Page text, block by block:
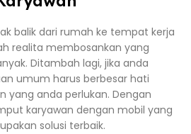
balik dari rumah ke tempat kerja
realita membosankan yang
Ditambah lagi, jika anda
umum harus berbesar hati
yang anda perlukan. Dengan
karyawan dengan mobil yang
solusi terbaik.